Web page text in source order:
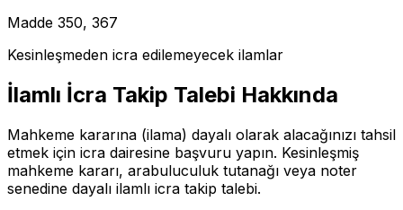
Madde 350, 367
Kesinleşmeden icra edilemeyecek ilamlar
İlamlı İcra Takip Talebi Hakkında
Mahkeme kararına (ilama) dayalı olarak alacağınızı tahsil
etmek için icra dairesine başvuru yapın. Kesinleşmiş
mahkeme kararı, arabuluculuk tutanağı veya noter
senedine dayalı ilamlı icra takip talebi.